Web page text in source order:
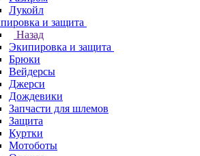
Лукойл
и защита
Назад
Экипировка и защита
Брюки
Вейдерсы
Джерси
Дождевики
Запчасти для шлемов
Защита
Куртки
Мотоботы